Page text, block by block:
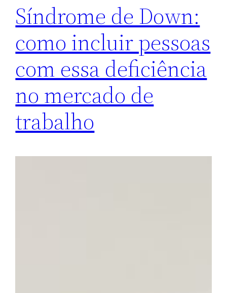
Síndrome de Down:
como incluir pessoas
com essa deficiência
no mercado de
trabalho